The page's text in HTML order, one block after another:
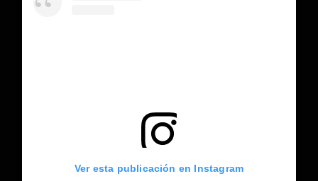
Ver esta publicación en Instagram